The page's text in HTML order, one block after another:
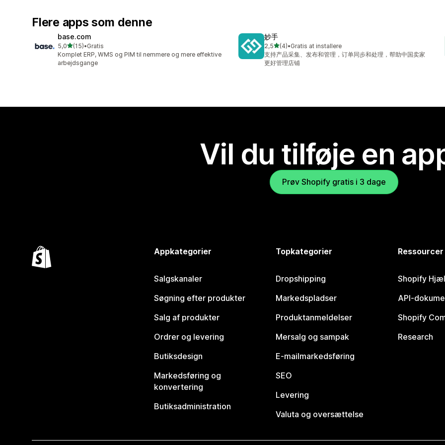
Flere apps som denne
base.com
5,0ud af 5 stjerner
(15)
15 anmeldelser i alt
•Gratis
Komplet ERP, WMS og PIM til nemmere og mere effektive
arbejdsgange
妙手
2,5ud af 5 stjerner
(4)
4 anmeldelser i alt
•Gratis at installere
支持产品采集、发布和管理，订单同步和处理，帮助中国卖家
更好管理店铺
Vil du tilføje en
Prøv Shopify gratis i 3 dage
Appkategorier
Salgskanaler
Søgning efter produkter
Salg af produkter
Ordrer og levering
Butiksdesign
Markedsføring og
konvertering
Butiksadministration
Topkategorier
Dropshipping
Markedspladser
Produktanmeldelser
Mersalg og sampak
E-mailmarkedsføring
SEO
Levering
Valuta og oversættelse
Ressourcer
Shopify
API-
Shopify
Research